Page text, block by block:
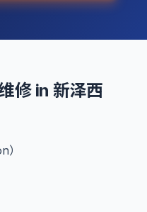
修 in 新泽西